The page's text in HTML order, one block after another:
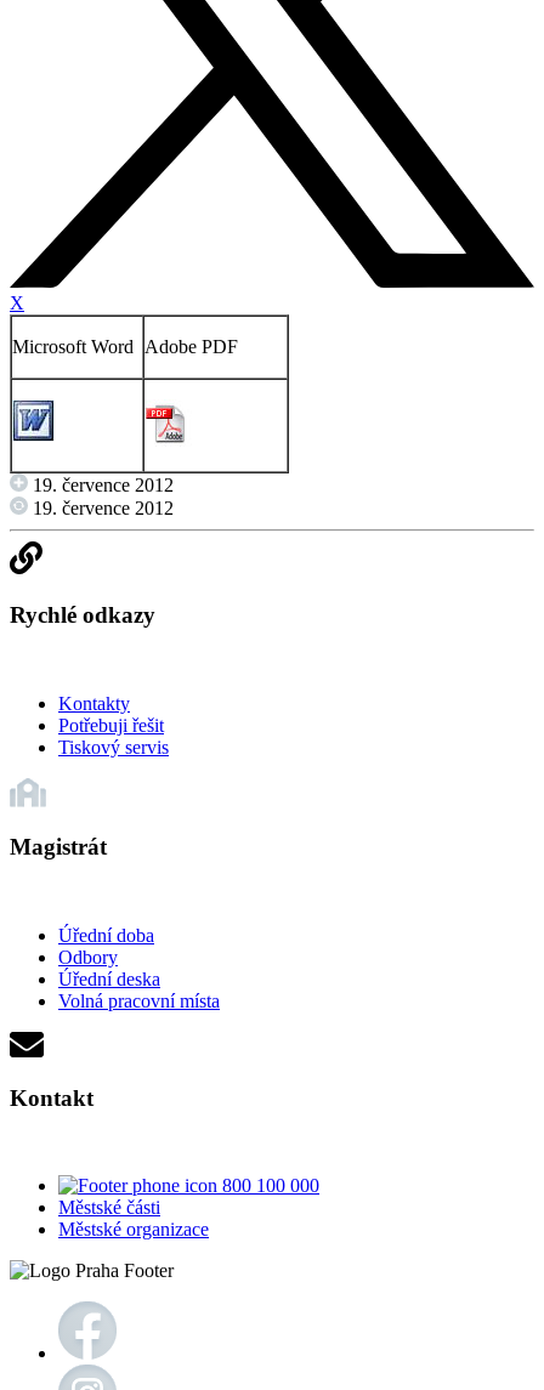
X
Microsoft Word Adobe PDF
19. července 2012
19. července 2012
Rychlé odkazy
Kontakty
Potřebuji řešit
Tiskový servis
Magistrát
Úřední doba
Odbory
Úřední deska
Volná pracovní místa
Kontakt
800 100 000
Městské části
Městské organizace